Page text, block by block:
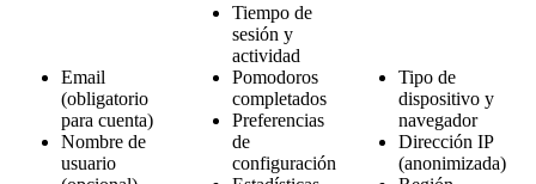
Email
(obligatorio
para cuenta)
Nombre de
usuario
Tiempo de
sesión y
actividad
Pomodoros
completados
Preferencias
de
configuración
Tipo de
dispositivo y
navegador
Dirección IP
(anonimizada)